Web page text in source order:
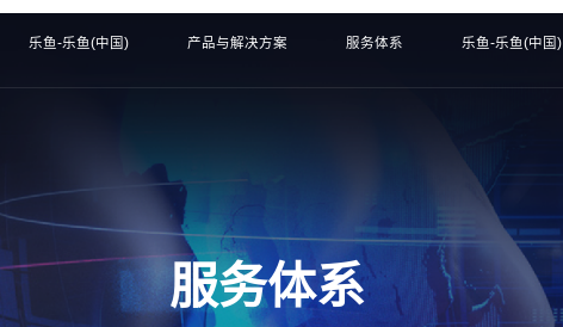
乐鱼-乐鱼(中国) 产品与解决方案 服务体系 乐鱼-乐鱼(中国)
服务体系